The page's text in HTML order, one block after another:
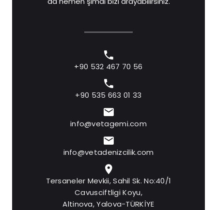
+90 532 467 70 56
+90 535 663 01 33
info@vetagemi.com
info@vetadenizcilik.com
Tersaneler Mevkii, Sahil Sk. No:40/1
Cavusciftligi Koyu,
Altinova, Yalova-TÜRKİYE